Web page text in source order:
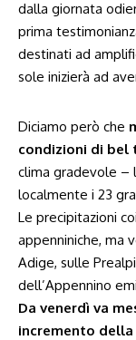
dalla giornata
prima
destinati ad
sole inizierà ad
Diciamo però che
condizioni di bel
clima gradevole –
localmente i 23
Le precipitazioni
appenniniche, ma
Adige, sulle
dell’Appennino
Da venerdì va
incremento